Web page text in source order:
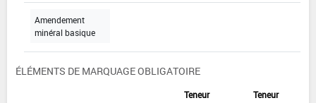
Amendement
minéral basique
ÉLÉMENTS DE MARQUAGE OBLIGATOIRE
Teneur
Teneur